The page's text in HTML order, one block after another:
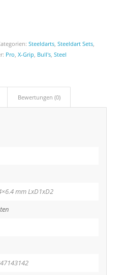
Steeldarts, Steeldart Sets,
Pro X-Grip Bull's, Steel
Bewertungen (0)
mm LxD1xD2